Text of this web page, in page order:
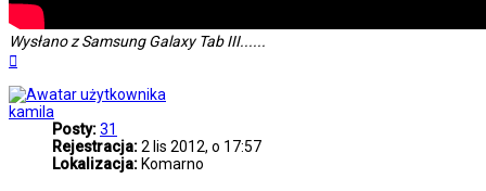
Wysłano z Samsung Galaxy Tab III......
kamila
Posty:31
Rejestracja:2 lis 2012, o 17:57
Lokalizacja: Komarno